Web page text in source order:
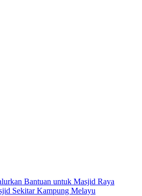
Bantuan untuk Masjid Raya
Sekitar Kampung Melayu